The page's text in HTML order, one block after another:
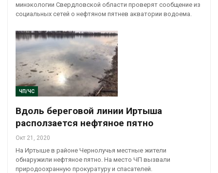
минэкологии Свердловской области проверят сообщение из
социальных сетей о нефтяном пятнев акватории водоема.
ЧП/ЧС
Вдоль береговой линии Иртыша
расползается нефтяное пятно
Окт 21, 2020
На Иртыше в районе Чернолучья местные жители
обнаружили нефтяное пятно. На место ЧП вызвали
природоохранную прокуратуру и спасателей.